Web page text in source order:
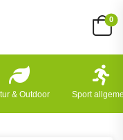
0
& Outdoor Sport